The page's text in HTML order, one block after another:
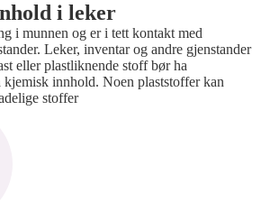
i leker
i munnen og er i tett kontakt med
Leker, inventar og andre gjenstander
eller plastliknende stoff bør ha
kjemisk innhold. Noen plaststoffer kan
stoffer